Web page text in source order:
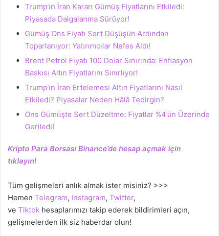
Trump’ın İran Kararı Gümüş Fiyatlarını Etkiledi:
Piyasada Dalgalanma Sürüyor!
Gümüş Ons Fiyatı Sert Düşüşün Ardından
Toparlanıyor: Yatırımcılar Nefes Aldı!
Brent Petrol Fiyatı 100 Dolar Sınırında: Enflasyon
Baskısı Altın Fiyatlarını Sınırlıyor!
Trump’ın İran Ertelemesi Altın Fiyatlarını Nasıl
Etkiledi? Piyasalar Neden Hâlâ Tedirgin?
Ons Gümüşte Sert Düzeltme: Fiyatlar %4’ün Üzerinde
Geriledi!
Kripto Para Borsası Binance’de hesap açmak için
tıklayın!
Tüm gelişmeleri anlık almak ister misiniz? >>>
Hemen Telegram, Instagram, Twitter,
ve Tiktok hesaplarımızı takip ederek bildirimleri açın,
gelişmelerden ilk siz haberdar olun!